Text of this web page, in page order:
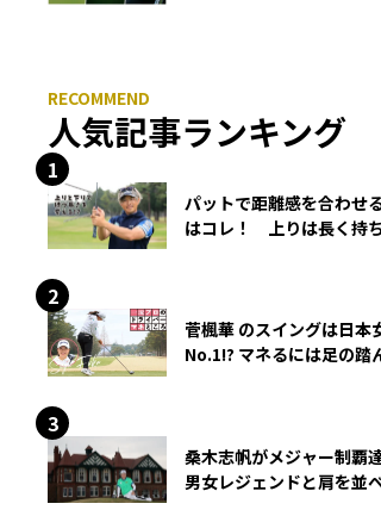
人気記事ランキング
パットで距離感を合わせ
はコレ！ 上りは長く持
菅楓華 のスイングは日本
No.1!? マネるには足
桑木志帆がメジャー制覇
男女レジェンドと肩を並